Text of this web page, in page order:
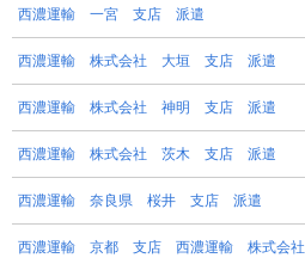
西濃運輸 一宮 支店 派遣
西濃運輸 株式会社 大垣 支店 派遣
西濃運輸 株式会社 神明 支店 派遣
西濃運輸 株式会社 茨木 支店 派遣
西濃運輸 奈良県 桜井 支店 派遣
西濃運輸 京都 支店 西濃運輸 株式会社